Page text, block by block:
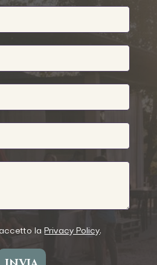
laPrivacy Policy.